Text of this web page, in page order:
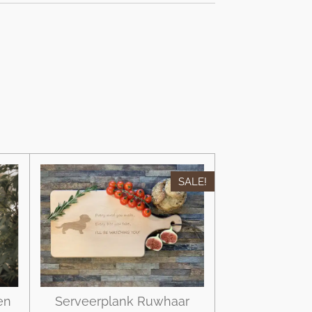
SALE!
Serveerplank Ruwhaar